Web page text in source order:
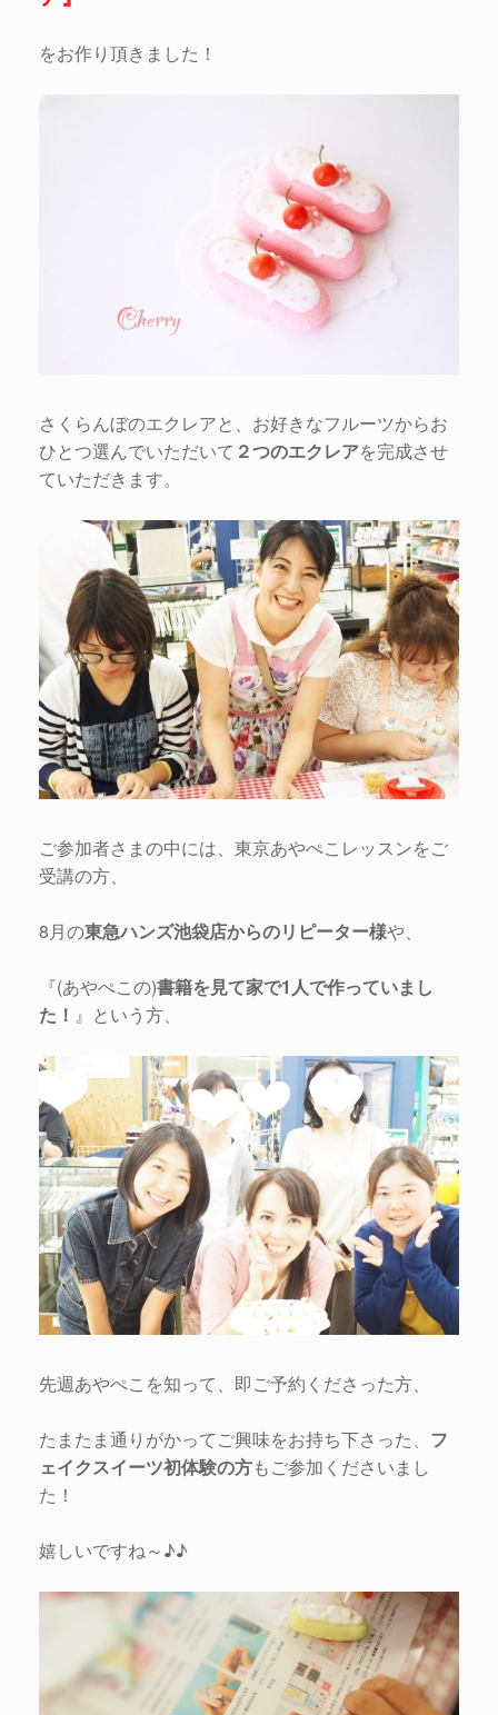
をお作り頂きました！
さくらんぼのエクレアと、お好きなフルーツからお
ひとつ選んでいただいて ２つのエクレアを完成させ
ていただきます。
ご参加者さまの中には、東京あやぺこレッスンをご
受講の方、
8月の東急ハンズ池袋店からのリピーター様や、
『(あやぺこの)書籍を見て家で1人で作っていまし
た！ 』という方、
先週あやぺこを知って、即ご予約くださった方、
たまたま通りがかってご興味をお持ち下さった、 フ
ェイクスイーツ初体験の方もご参加くださいまし
た！
嬉しいですね～♪♪